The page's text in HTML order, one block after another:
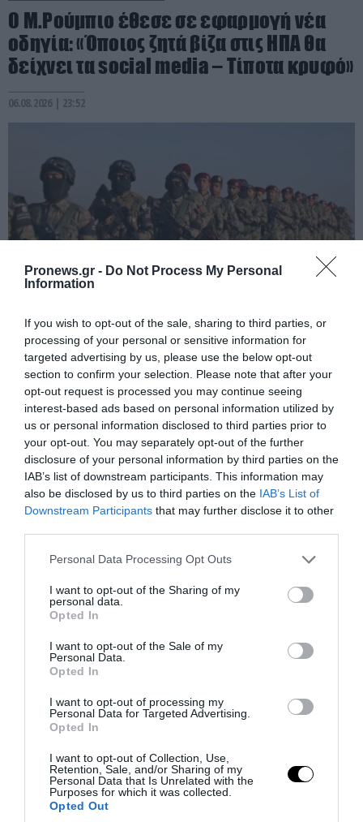
Pronews.gr - Do Not Process My Personal
Information
If you wish to opt-out of the sale, sharing to third parties, or
processing of your personal or sensitive information for
targeted advertising by us, please use the below opt-out
section to confirm your selection. Please note that after your
opt-out request is processed you may continue seeing
interest-based ads based on personal information utilized by
us or personal information disclosed to third parties prior to
your opt-out. You may separately opt-out of the further
disclosure of your personal information by third parties on the
IAB’s list of downstream participants. This information may
also be disclosed by us to third parties on the IAB’s List of
Downstream Participants that may further disclose it to other
Please note that this website/app uses one or more Google
not limited to your visit or usage behaviour. You may click to
grant or deny consent to Google and its third-party tags to
use your data for below specified purposes in below Google
consent section.
Personal Data Processing Opt Outs
I want to opt-out of the Sharing of my
personal data.
Opted In
I want to opt-out of the Sale of my
Personal Data.
Opted In
I want to opt-out of processing my
Personal Data for Targeted Advertising.
Opted In
I want to opt-out of Collection, Use,
Retention, Sale, and/or Sharing of my
Personal Data that Is Unrelated with the
Purposes for which it was collected.
Opted Out
Ο Μ.Ρούμπιο έθεσε σε εφαρμογή νέα
οδηγία: «Όποιος ζητά βίζα στις ΗΠΑ θα
δείχνει τα social media – Τίποτα κρυφό»
06.08.2026 | 23:52
PRONEWS.GR / ΔΙΕΘΝΗΣ ΑΣΦΑΛΕΙΑ
Διοικητής συριακής μεραρχίας
αναλαμβάνει Τούρκος – Άγκυρα:
«Απειλές κατά της Συρίας είναι σαν να
απειλούν εμάς»
06.08.2026 | 23:32
PRONEWS.GR /ΔΙΕΘΝΗΣ ΑΣΦΑΛΕΙΑ
Τα ρωσικά καταφύγια που φυλάσσονται
πυρηνικές κεφαλές που η κάθε μία
μπορεί να καταστρέψει «μία
Θεσσαλονίκη»